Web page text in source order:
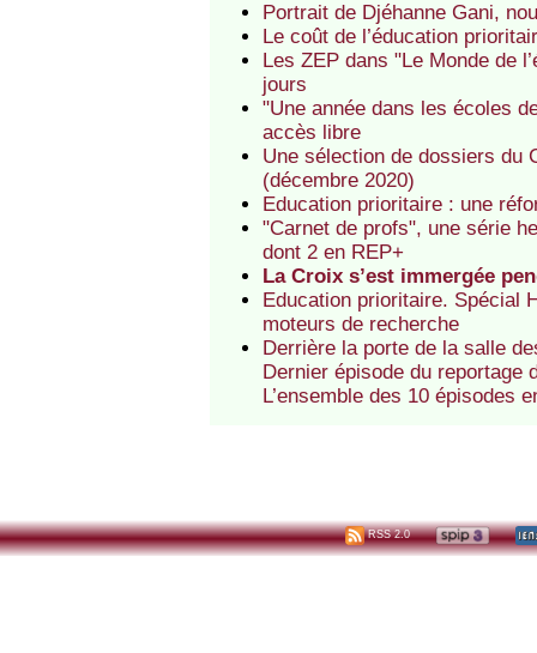
Portrait de Djéhanne Gani,
Le coût de l’éducation
Les ZEP dans "Le Monde de
jours
"Une année dans les écoles
accès libre
Une sélection de dossiers du
(décembre 2020)
Education prioritaire : une
"Carnet de profs", une série
dont 2 en REP+
La Croix s’est immergée
Education prioritaire. Spécial
moteurs de recherche
Derrière la porte de la salle
Dernier épisode du reportage
L’ensemble des 10 épisodes
RSS 2.0